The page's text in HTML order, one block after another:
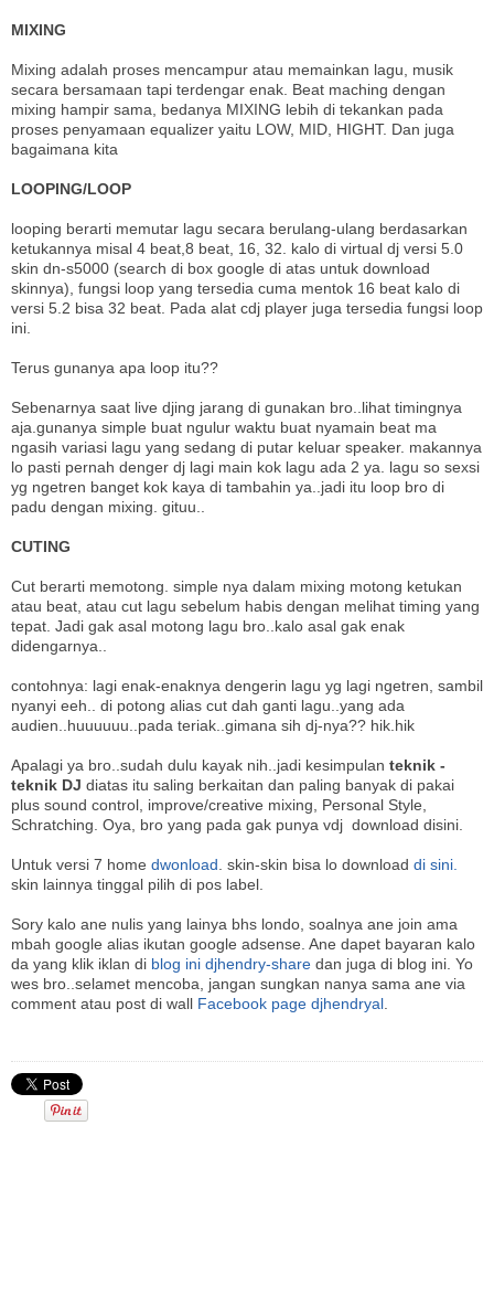
MIXING
Mixing adalah proses mencampur atau memainkan lagu, musik
secara bersamaan tapi terdengar enak. Beat maching dengan
mixing hampir sama, bedanya MIXING lebih di tekankan pada
proses penyamaan equalizer yaitu LOW, MID, HIGHT. Dan juga
bagaimana kita
LOOPING/LOOP
looping berarti memutar lagu secara berulang-ulang berdasarkan
ketukannya misal 4 beat,8 beat, 16, 32. kalo di virtual dj versi 5.0
skin dn-s5000 (search di box google di atas untuk download
skinnya), fungsi loop yang tersedia cuma mentok 16 beat kalo di
versi 5.2 bisa 32 beat. Pada alat cdj player juga tersedia fungsi loop
ini.
Terus gunanya apa loop itu??
Sebenarnya saat live djing jarang di gunakan bro..lihat timingnya
aja.gunanya simple buat ngulur waktu buat nyamain beat ma
ngasih variasi lagu yang sedang di putar keluar speaker. makannya
lo pasti pernah denger dj lagi main kok lagu ada 2 ya. lagu so sexsi
yg ngetren banget kok kaya di tambahin ya..jadi itu loop bro di
padu dengan mixing. gituu..
CUTING
Cut berarti memotong. simple nya dalam mixing motong ketukan
atau beat, atau cut lagu sebelum habis dengan melihat timing yang
tepat. Jadi gak asal motong lagu bro..kalo asal gak enak
didengarnya..
contohnya: lagi enak-enaknya dengerin lagu yg lagi ngetren, sambil
nyanyi eeh.. di potong alias cut dah ganti lagu..yang ada
audien..huuuuuu..pada teriak..gimana sih dj-nya?? hik.hik
Apalagi ya bro..sudah dulu kayak nih..jadi kesimpulan teknik -
teknik DJ diatas itu saling berkaitan dan paling banyak di pakai
plus sound control, improve/creative mixing, Personal Style,
Schratching. Oya, bro yang pada gak punya vdj download disini.
Untuk versi 7 home dwonload . skin-skin bisa lo download di sini.
skin lainnya tinggal pilih di pos label.
Sory kalo ane nulis yang lainya bhs londo, soalnya ane join ama
mbah google alias ikutan google adsense. Ane dapet bayaran kalo
da yang klik iklan di blog ini djhendry-share dan juga di blog ini. Yo
wes bro..selamet mencoba, jangan sungkan nanya sama ane via
comment atau post di wall Facebook page djhendryal